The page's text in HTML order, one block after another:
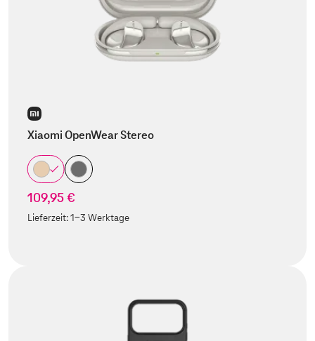
Xiaomi OpenWear Stereo
109,95 €
Lieferzeit:1-3 Werktage